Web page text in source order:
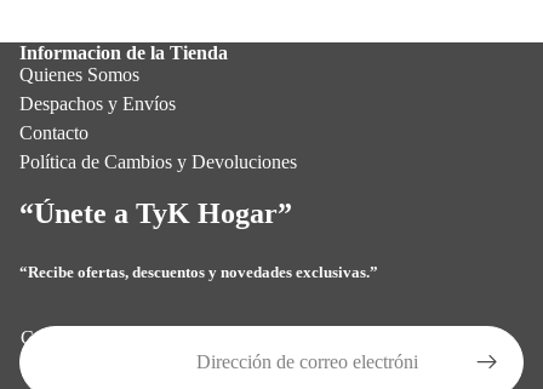
Informacion de la Tienda
Quienes Somos
Despachos y Envíos
Contacto
Política de Cambios y Devoluciones
“Únete a TyK Hogar”
“Recibe ofertas, descuentos y novedades exclusivas.”
Correo electrónico
Política de privacidad